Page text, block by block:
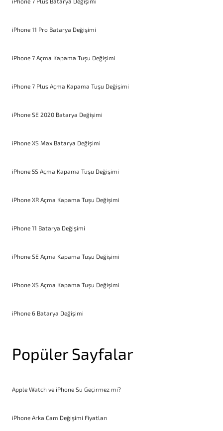
iPhone 11 Pro Batarya Değişimi
iPhone 7 Açma Kapama Tuşu Değişimi
iPhone 7 Plus Açma Kapama Tuşu Değişimi
iPhone SE 2020 Batarya Değişimi
iPhone XS Max Batarya Değişimi
iPhone 5S Açma Kapama Tuşu Değişimi
iPhone XR Açma Kapama Tuşu Değişimi
iPhone 11 Batarya Değişimi
iPhone SE Açma Kapama Tuşu Değişimi
iPhone XS Açma Kapama Tuşu Değişimi
iPhone 6 Batarya Değişimi
Popüler Sayfalar
Apple Watch ve iPhone Su Geçirmez mi?
iPhone Arka Cam Değişimi Fiyatları